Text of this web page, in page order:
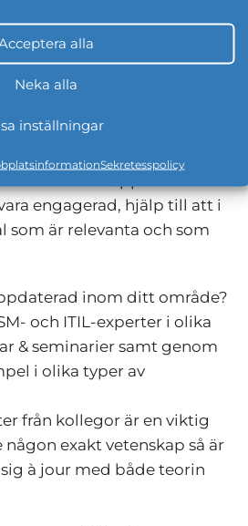
alla
Neka alla
inställningar
Sekretesspolicy
att få ITSM att
tid snarare än att driva
sig ofta ha begränsad
på området. Var
engagerad, hjälp till att i
som är relevanta och som
inom ditt område?
och ITIL-experter i olika
& seminarier samt genom
i olika typer av
från kollegor är en viktig
någon exakt vetenskap så är
à jour med både teorin